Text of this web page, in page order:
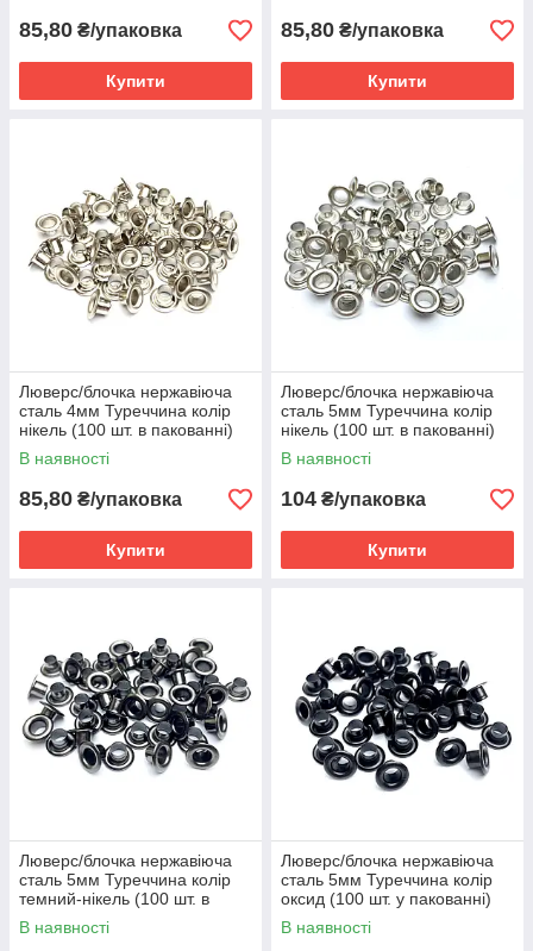
85,80 ₴/упаковка
Купити
85,80 ₴/упаковка
Купити
Люверс/блочка нержавіюча
сталь 4мм Туреччина колір
нікель (100 шт. в пакованні)
В наявності
85,80 ₴/упаковка
Купити
Люверс/блочка нержавіюча
сталь 5мм Туреччина колір
нікель (100 шт. в пакованні)
В наявності
104 ₴/упаковка
Купити
Люверс/блочка нержавіюча
сталь 5мм Туреччина колір
темний-нікель (100 шт. в
пакованні)
В наявності
Люверс/блочка нержавіюча
сталь 5мм Туреччина колір
оксид (100 шт. у пакованні)
В наявності